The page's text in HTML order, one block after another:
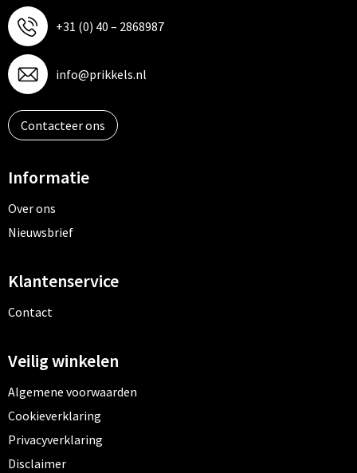
+31 (0) 40 – 2868987
info@prikkels.nl
Contacteer ons
Informatie
Over ons
Nieuwsbrief
Klantenservice
Contact
Veilig winkelen
Algemene voorwaarden
Cookieverklaring
Privacyverklaring
Disclaimer